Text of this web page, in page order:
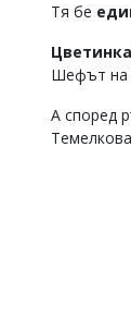
office@flagman.bg
Коментарите
въвеждат
Тя бе
Шефът на
А според